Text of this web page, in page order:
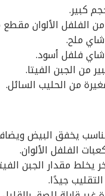
الفلفل الألوان مقطع
ملح.
فلفل أسود.
يخفق البيض
الفلفل الألوان.
يخلط مقدار الجبن
جيدًا.